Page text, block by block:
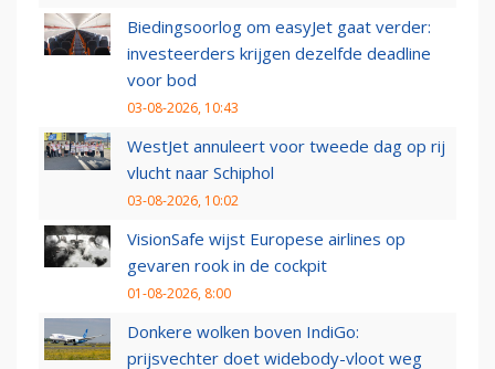
Biedingsoorlog om easyJet gaat verder:
investeerders krijgen dezelfde deadline
voor bod
03-08-2026, 10:43
WestJet annuleert voor tweede dag op rij
vlucht naar Schiphol
03-08-2026, 10:02
VisionSafe wijst Europese airlines op
gevaren rook in de cockpit
01-08-2026, 8:00
Donkere wolken boven IndiGo:
prijsvechter doet widebody-vloot weg